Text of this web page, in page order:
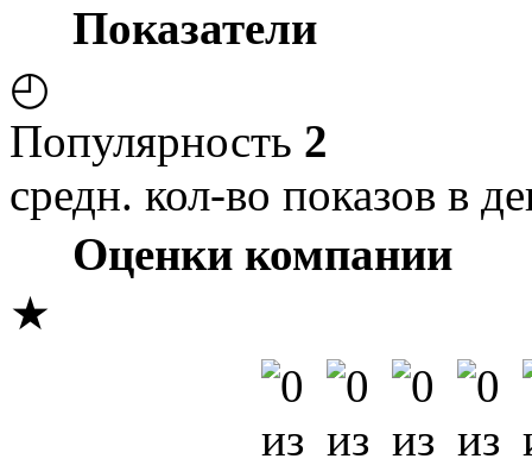
Показатели
◴
Популярность 2
средн. кол-во показов в
Оценки компании
★